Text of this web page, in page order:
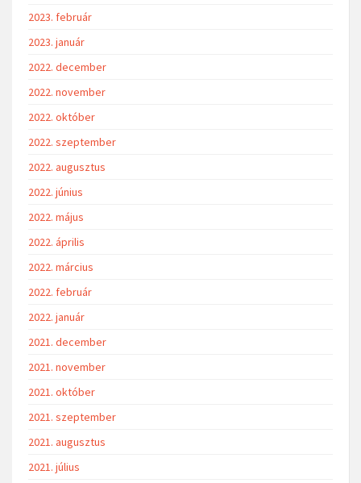
2023. február
2023. január
2022. december
2022. november
2022. október
2022. szeptember
2022. augusztus
2022. június
2022. május
2022. április
2022. március
2022. február
2022. január
2021. december
2021. november
2021. október
2021. szeptember
2021. augusztus
2021. július